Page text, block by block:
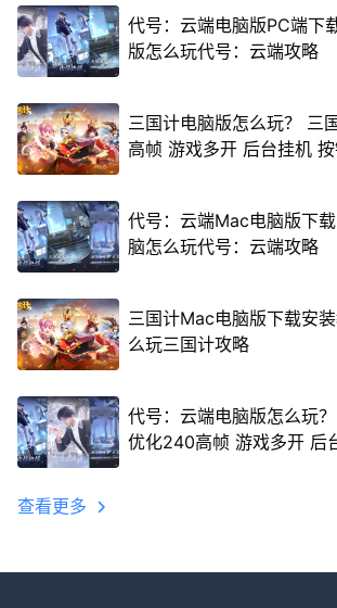
代号：云端电脑版PC端下
版怎么玩代号：云端攻略
三国计电脑版怎么玩？ 三
高帧 游戏多开 后台挂机
代号：云端Mac电脑版下
脑怎么玩代号：云端攻略
三国计Mac电脑版下载安
么玩三国计攻略
代号：云端电脑版怎么玩
优化240高帧 游戏多开 后
查看更多